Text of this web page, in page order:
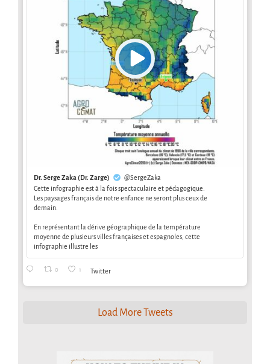
Dr. Serge Zaka (Dr. Zarge)
@SergeZaka
Cette infographie est à la fois spectaculaire et pédagogique.
Les paysages français de notre enfance ne seront plus ceux de
demain.
En représentant la dérive géographique de la température
moyenne de plusieurs villes françaises et espagnoles, cette
infographie illustre les
0 1 Twitter
Load More Tweets